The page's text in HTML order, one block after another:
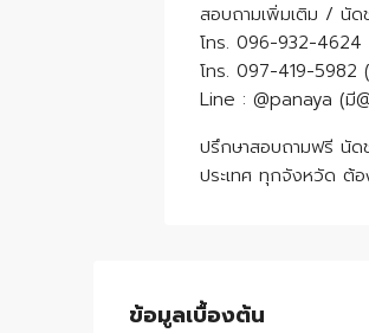
สอบถามเพิ่มเติม / นัด
โทร. 096-932-4624
โทร. 097-419-5982
Line : @panaya (มี
ปรึกษาสอบถามฟรี นั
ประเทศ ทุกจังหวัด ต้
ข้อมูลเบื้องต้น